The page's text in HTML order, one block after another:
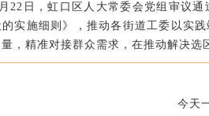
22日，虹口区人大常委会党组审议
实施细则》，推动各街道工委以实
，精准对接群众需求，在推动解决选
今天